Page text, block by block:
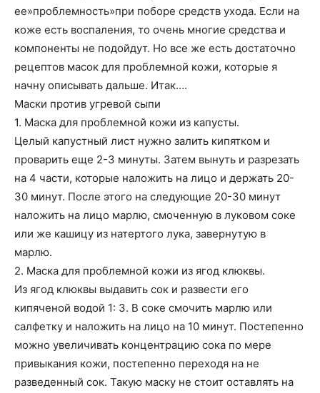
ее»проблемность»при поборе средств ухода. Если на
коже есть воспаления, то очень многие средства и
компоненты не подойдут. Но все же есть достаточно
рецептов масок для проблемной кожи, которые я
начну описывать дальше. Итак….
Маски против угревой сыпи
1. Маска для проблемной кожи из капусты.
Целый капустный лист нужно залить кипятком и
проварить еще 2-3 минуты. Затем вынуть и разрезать
на 4 части, которые наложить на лицо и держать 20-
30 минут. После этого на следующие 20-30 минут
наложить на лицо марлю, смоченную в луковом соке
или же кашицу из натертого лука, завернутую в
марлю.
2. Маска для проблемной кожи из ягод клюквы.
Из ягод клюквы выдавить сок и развести его
кипяченой водой 1: 3. В соке смочить марлю или
салфетку и наложить на лицо на 10 минут. Постепенно
можно увеличивать концентрацию сока по мере
привыкания кожи, постепенно переходя на не
разведенный сок. Такую маску не стоит оставлять на